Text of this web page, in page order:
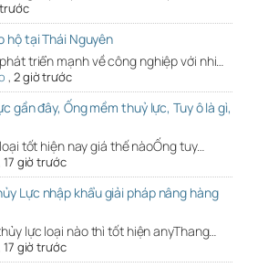
hộ tại Thái Nguyên
triển mạnh về công nghiệp với nhi…
, 2 giờ trước
gần đây, Ống mềm thuỷ lực, Tuy ô là gì,
tốt hiện nay giá thế nàoỐng tuy…
17 giờ trước
Lực nhập khẩu giải pháp nâng hàng
lực loại nào thì tốt hiện anyThang…
17 giờ trước